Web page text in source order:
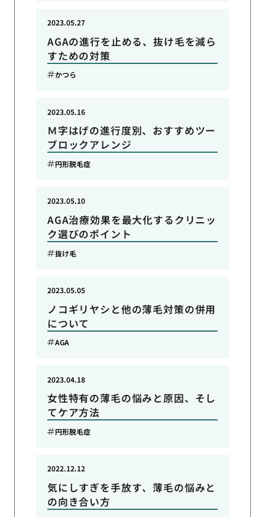
AGAの進行を止める、抜け毛を減ら
すための対策
2023.05.27
かつら
Ｍ字はげの進行度別、おすすめツー
ブロックアレンジ
2023.05.16
円形脱毛症
AGA治療効果を最大化するクリニッ
ク選びのポイント
2023.05.10
抜け毛
ノコギリヤシと他の薄毛対策の併用
について
2023.05.05
AGA
女性特有の薄毛の悩みと原因、そし
てケア方法
2023.04.18
円形脱毛症
気にしすぎを手放す、薄毛の悩みと
の向き合い方
2022.12.12